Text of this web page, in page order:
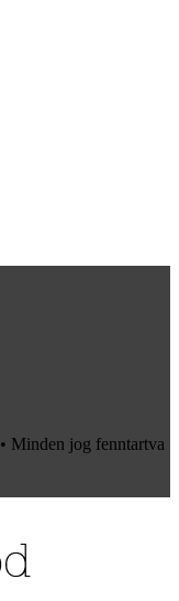
• Minden jog fenntartva